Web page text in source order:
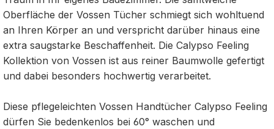
Oberfläche der Vossen Tücher schmiegt sich wohltuend
an Ihren Körper an und verspricht darüber hinaus eine
extra saugstarke Beschaffenheit. Die Calypso Feeling
Kollektion von Vossen ist aus reiner Baumwolle gefertigt
und dabei besonders hochwertig verarbeitet.
Diese pflegeleichten Vossen Handtücher Calypso Feeling
dürfen Sie bedenkenlos bei 60° waschen und